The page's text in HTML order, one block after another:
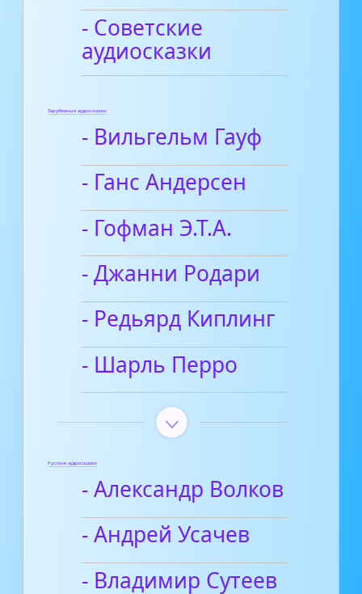
- Советские
аудиосказки
Зарубежные аудиосказки
- Вильгельм Гауф
- Ганс Андерсен
- Гофман Э.Т.А.
- Джанни Родари
- Редьярд Киплинг
- Шарль Перро
Русские аудиосказки
- Александр Волков
- Андрей Усачев
- Владимир Сутеев